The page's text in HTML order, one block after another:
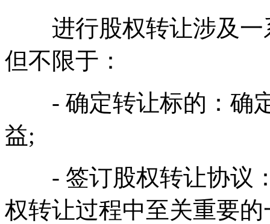
进行股权转让涉及一
但不限于：
- 确定转让标的：确定
益;
- 签订股权转让协议：
权转让过程中至关重要的